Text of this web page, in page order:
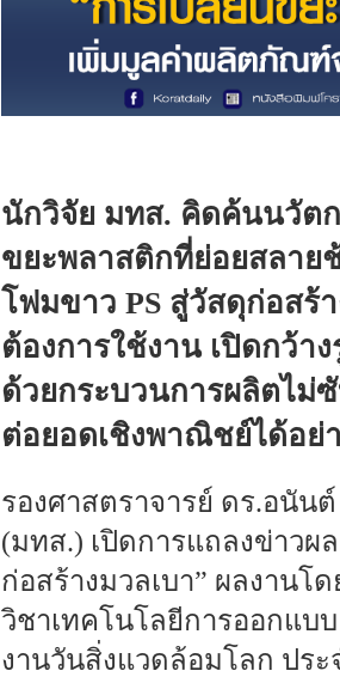
นักวิจัย มทส. คิดค้นนวัต
ขยะพลาสติกที่ย่อยสลาย
โฟมขาว PS สู่วัสดุก่อส
ต้องการใช้งาน เปิดกว้า
ด้วยกระบวนการผลิตไม่
ต่อยอดเชิงพาณิชย์ได้อย่
รองศาสตราจารย์ ดร.อนัน
(มทส.) เปิดการแถลงข่าวผ
ก่อสร้างมวลเบา” ผลงานโ
วิชาเทคโนโลยีการออกแบ
งานวันสิ่งแวดล้อมโลก ปร